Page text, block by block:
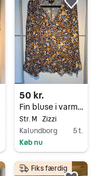
til favoritter.
50 kr.
Fin bluse i varme farver
Str. M Zizzi
Kalundborg
5 t.
Køb nu
Gå til annoncen
Fiks færdig